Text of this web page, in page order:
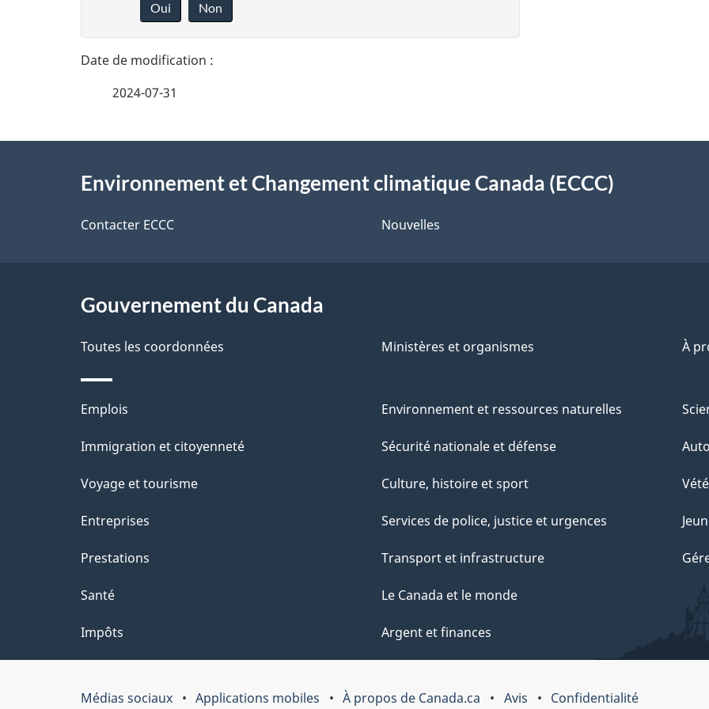
a
l
s
d
a
p
a
g
e
n
v
o
r
o
a
c
t
i
s
Oui Non
2024-07-31
proposEnvironnement et Changement climatique Canada (ECCC)
Contacter ECCC Nouvelles
Gouvernement du Canada
Toutes les coordonnées Ministères et organismes À
Thèmes
et
Emplois
Immigration et citoyenneté
Voyage et tourisme
Entreprises
Prestations
Santé
Impôts
Environnement et ressources naturelles
Sécurité nationale et défense
Culture, histoire et sport
Services de police, justice et urgences
Transport et infrastructure
Le Canada et le monde
Argent et finances
Organisation
Médias sociaux Applications mobiles À propos de Canada.ca Avis Confidentialité